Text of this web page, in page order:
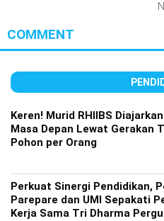
COMMENT
Keren! Murid RHIIBS
Masa Depan Lewat Gerakan
Pohon per Orang
Perkuat Sinergi Pendidikan,
Parepare dan UMI Sepakati
Kerja Sama Tri Dharma